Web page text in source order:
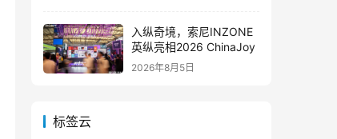
入纵奇境，索尼INZONE
英纵亮相2026 ChinaJoy
2026年8月5日
标签云